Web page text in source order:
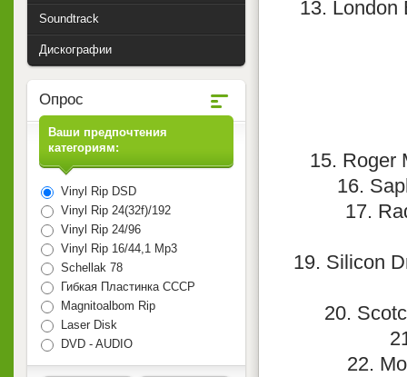
13. London
15. Roger
16.
17.
19. Silicon
20.
22.
Soundtrack
Дискографии
Опрос
Ваши предпочтения
категориям:
Vinyl Rip DSD
Vinyl Rip 24(32f)/192
Vinyl Rip 24/96
Vinyl Rip 16/44,1 Mp3
Schellak 78
Гибкая Пластинка СССР
Magnitoalbom Rip
Laser Disk
DVD - AUDIO